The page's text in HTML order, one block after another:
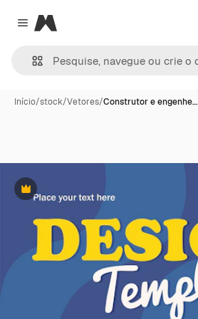
Close menu
Magnific
Início/stock/Vetores/Construtor e engenhe…
Premium